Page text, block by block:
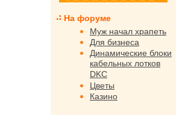
На форуме
Муж начал храпеть
Для бизнеса
Динамические блоки
кабельных лотков
DKC
Цветы
Казино